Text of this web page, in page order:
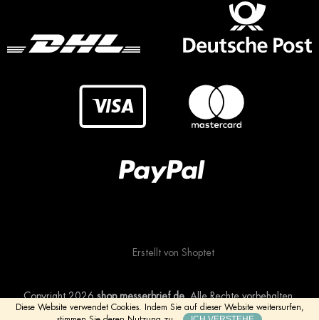
Diese Website verwendet Cookies.
Indem Sie auf dieser Website weitersurfen,
Erstellt von Shoptet
Copyright 2026 shop.messerbrief.de . Alle Rechte vorbehalten.